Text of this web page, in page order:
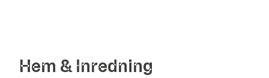
Hem &Inredning